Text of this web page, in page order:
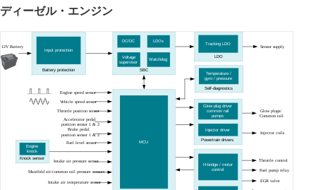
ディーゼル・エンジン
Engine speed sensor
Vehicle speed sensor
Throttle position sensor
Accelerator pedal
position sensor 1 & 2
Brake pedal
position sensor 1 & 2
Fuel level sensor
Intake air pressure sensor
Manifold air/common rail pressure sensors
Intake air temperature sensor
Glow plugs/
Common rail
Injector coils
12V Battery
Throttle control
EGR valve
Fuel pump relay
Sensor supply
Battery protection
Input protection
SBC
DC/DC
Voltage
supervisor
Watchdog
LDOs
LDO
Tracking LDO
Self-diagnostics
Temperature /
gyro / pressure
Powertrain drivers
Glow plug driver
common rail
pumps
Injector driver
H-bridge / motor
control
MCU
Knock sensor
Engine
knock